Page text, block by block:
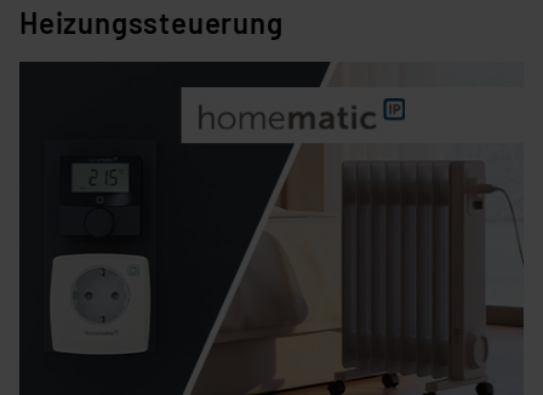
Heizungssteuerung